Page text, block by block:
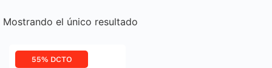
Mostrando el único resultado
55% DCTO